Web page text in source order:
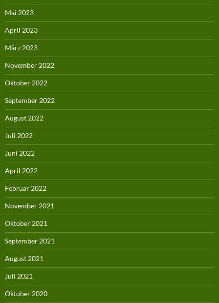
Mai 2023
April 2023
März 2023
November 2022
Oktober 2022
September 2022
August 2022
Juli 2022
Juni 2022
April 2022
Februar 2022
November 2021
Oktober 2021
September 2021
August 2021
Juli 2021
Oktober 2020